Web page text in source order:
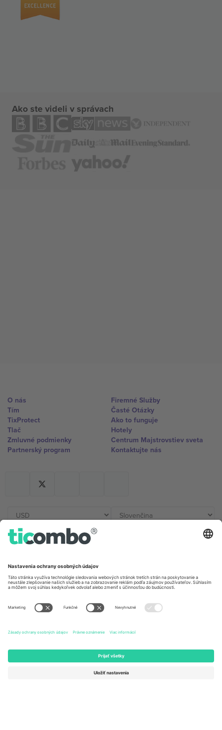
Ako ste videli v správach
O nás
Tím
TixProtect
Tlač
Zmluvné podmienky
Partnerský program
Firemné Služby
Časté Otázky
Ako to funguje
Hotely
Centrum Majstrovstiev sveta
Kontaktujte nás
Unter den Linden 24, 10117
167 City Road, London, Greater
Kingdom
United States
Newark, Delaware 19713, United
States
Switzerland
Engelberg, Switzerland